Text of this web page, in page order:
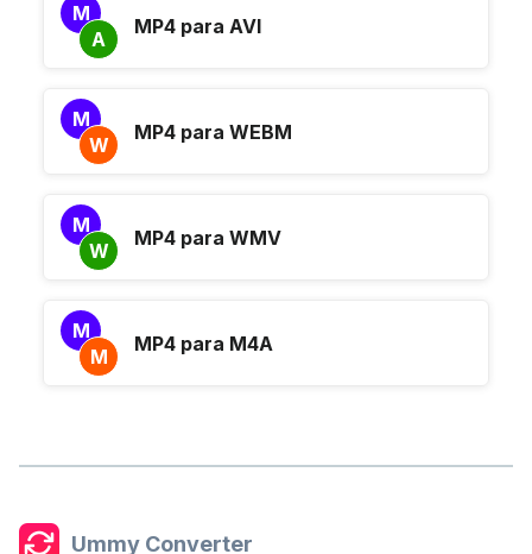
M
A
MP4 para AVI
M
W
MP4 para WEBM
M
W
MP4 para WMV
M
M
MP4 para M4A
Ummy Converter